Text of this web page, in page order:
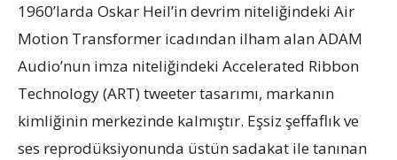
1960’larda Oskar Heil’in devrim niteliğindeki Air
Motion Transformer icadından ilham alan ADAM
Audio’nun imza niteliğindeki Accelerated Ribbon
Technology (ART) tweeter tasarımı, markanın
kimliğinin merkezinde kalmıştır. Eşsiz şeffaflık ve
ses reprodüksiyonunda üstün sadakat ile tanınan